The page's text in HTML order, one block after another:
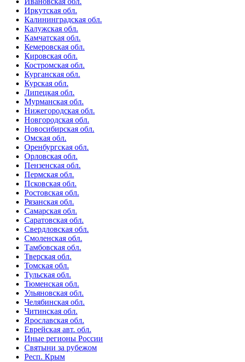
Иркутская обл.
Калининградская обл.
Калужская обл.
Камчатская обл.
Кемеровская обл.
Кировская обл.
Костромская обл.
Курганская обл.
Курская обл.
Липецкая обл.
Мурманская обл.
Нижегородская обл.
Новгородская обл.
Новосибирская обл.
Омская обл.
Оренбургская обл.
Орловская обл.
Пензенская обл.
Пермская обл.
Псковская обл.
Ростовская обл.
Рязанская обл.
Самарская обл.
Саратовская обл.
Свердловская обл.
Смоленская обл.
Тамбовская обл.
Тверская обл.
Томская обл.
Тульская обл.
Тюменская обл.
Ульяновская обл.
Челябинская обл.
Читинская обл.
Ярославская обл.
Еврейская авт. обл.
Иные регионы России
Святыни за рубежом
Респ. Крым